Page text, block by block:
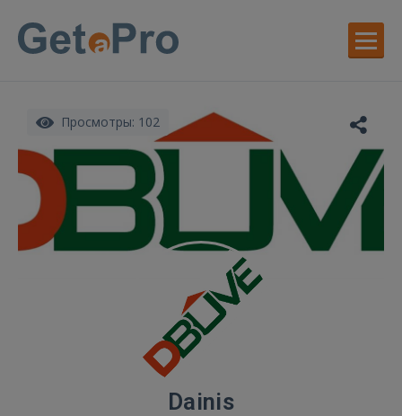
Просмотры: 102
Dainis